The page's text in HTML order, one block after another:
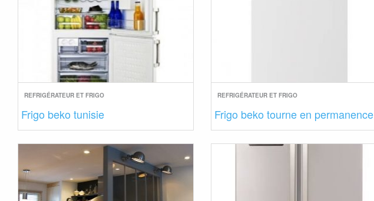
REFRIGÉRATEUR ET FRIGO
Frigo beko tunisie
REFRIGÉRATEUR ET FRIGO
Frigo beko tourne en permanence